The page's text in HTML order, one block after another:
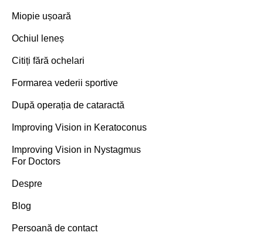
Miopie ușoară
Ochiul leneș
Citiți fără ochelari
Formarea vederii sportive
După operația de cataractă
Improving Vision in Keratoconus
Improving Vision in Nystagmus
For Doctors
Despre
Blog
Persoană de contact